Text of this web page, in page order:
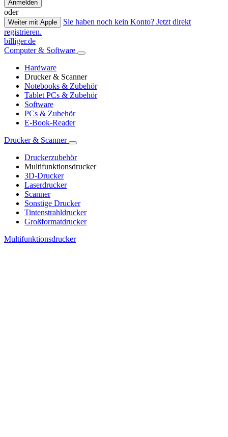
Anmelden
oder
Weiter mit Apple
Sie haben noch kein Konto? Jetzt direkt
registrieren.
billiger.de
Computer & Software
Hardware
Drucker & Scanner
Notebooks & Zubehör
Tablet PCs & Zubehör
Software
PCs & Zubehör
E-Book-Reader
Drucker & Scanner
Druckerzubehör
Multifunktionsdrucker
3D-Drucker
Laserdrucker
Scanner
Sonstige Drucker
Tintenstrahldrucker
Großformatdrucker
Multifunktionsdrucker